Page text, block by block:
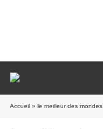
Accueil » le meilleur des mondes